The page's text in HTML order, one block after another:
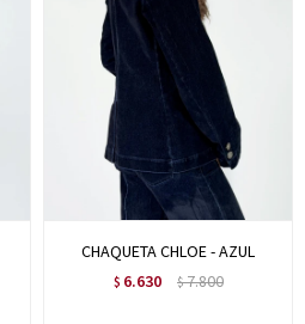
CHAQUETA CHLOE - AZUL
$ 6.630 $7.800